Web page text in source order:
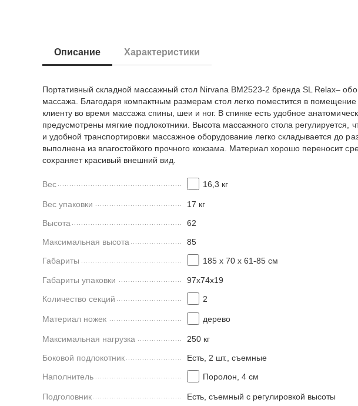
Описание Характеристики
Портативный складной массажный стол Nirvana BM2523-2 бренда SL Relax–
массажа. Благодаря компактным размерам стол легко поместится в
клиенту во время массажа спины, шеи и ног. В спинке есть удобное
предусмотрены мягкие подлокотники. Высота массажного стола
и удобной транспортировки массажное оборудование легко складывается до
выполнена из влагостойкого прочного кожзама. Материал хорошо переносит
сохраняет красивый внешний вид.
Вес 16,3 кг
Вес упаковки
17 кг
Высота
62
Максимальная высота
85
Габариты
185 х 70 х 61-85 см
Габариты упаковки
97x74x19
Количество секций
2
Материал ножек дерево
Максимальная нагрузка
250 кг
Боковой подлокотник
Есть, 2 шт., съемные
Наполнитель
Поролон, 4 см
Подголовник
Есть, съемный с регулировкой высоты